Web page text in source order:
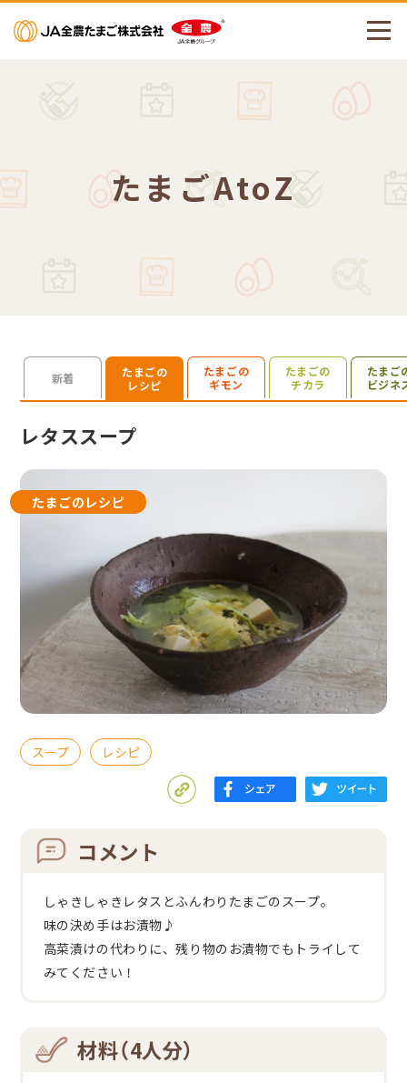
メニューを開く
たまごAtoZ
新着
たまごの
レシピ
たまごの
ギモン
たまごの
チカラ
たまご
ビジネ
検索を開く
レタススープ
たまごのレシピ
スープ レシピ
コメント
しゃきしゃきレタスとふんわりたまごのスープ。
味の決め手はお漬物♪
高菜漬けの代わりに、残り物のお漬物でもトライして
みてください！
材料（4人分）